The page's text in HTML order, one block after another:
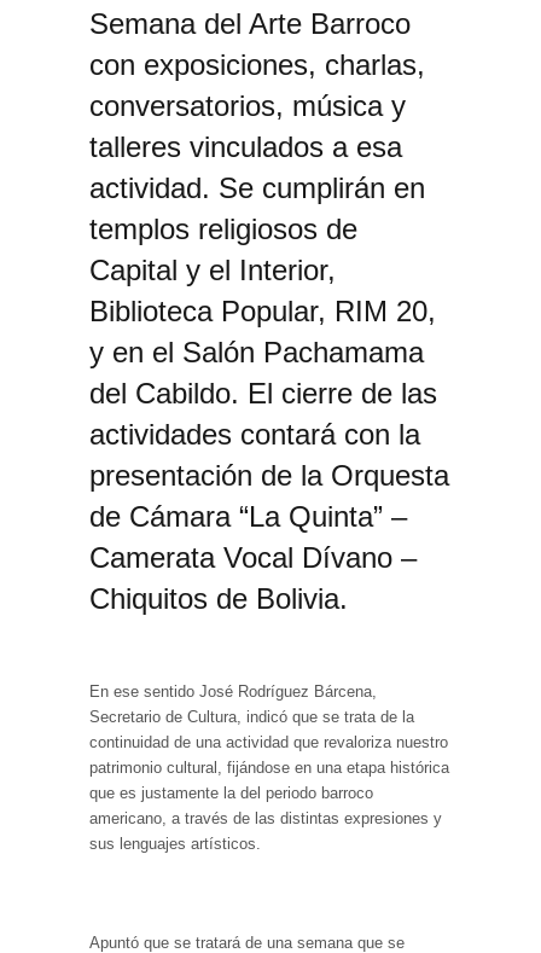
Semana del Arte Barroco
con exposiciones, charlas,
conversatorios, música y
talleres vinculados a esa
actividad. Se cumplirán en
templos religiosos de
Capital y el Interior,
Biblioteca Popular, RIM 20,
y en el Salón Pachamama
del Cabildo. El cierre de las
actividades contará con la
presentación de la Orquesta
de Cámara “La Quinta” –
Camerata Vocal Dívano –
Chiquitos de Bolivia.
En ese sentido José Rodríguez Bárcena,
Secretario de Cultura, indicó que se trata de la
continuidad de una actividad que revaloriza nuestro
patrimonio cultural, fijándose en una etapa histórica
que es justamente la del periodo barroco
americano, a través de las distintas expresiones y
sus lenguajes artísticos.
Apuntó que se tratará de una semana que se